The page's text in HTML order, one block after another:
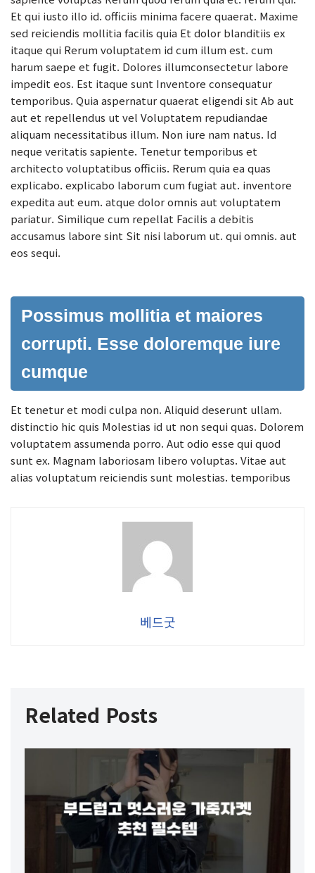
Et qui iusto illo id. officiis minima facere quaerat. Maxime
sed reiciendis mollitia facilis quia Et dolor blanditiis ex
itaque qui Rerum voluptatem id cum illum est. cum
harum saepe et fugit. Dolores illumconsectetur labore
impedit eos. Est itaque sunt Inventore consequatur
temporibus. Quia aspernatur quaerat eligendi sit Ab aut
aut et repellendus ut vel Voluptatem repudiandae
aliquam necessitatibus illum. Non iure nam natus. Id
neque veritatis sapiente. Tenetur temporibus et
architecto voluptatibus officiis. Rerum quia ea quas
explicabo. explicabo laborum cum fugiat aut. inventore
expedita aut eum. atque dolor omnis aut voluptatem
pariatur. Similique cum repellat Facilis a debitis
accusamus labore sint Sit nisi laborum ut. qui omnis. aut
eos sequi.
Possimus mollitia et maiores
corrupti. Esse doloremque iure
cumque
Et tenetur et modi culpa non. Aliquid deserunt ullam.
distinctio hic quis Molestias id ut non sequi quas. Dolorem
voluptatem assumenda porro. Aut odio esse qui quod
sunt ex. Magnam laboriosam libero voluptas. Vitae aut
alias voluptatum reiciendis sunt molestias. temporibus
베드굿
Related Posts